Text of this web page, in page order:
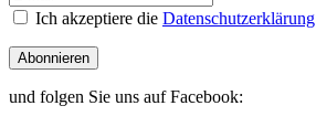
Ich akzeptiere die Datenschutzerklärung
Abonnieren
und folgen Sie uns auf Facebook: